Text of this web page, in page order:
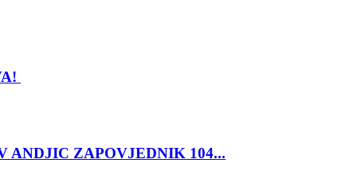
ANDJIC ZAPOVJEDNIK 104...